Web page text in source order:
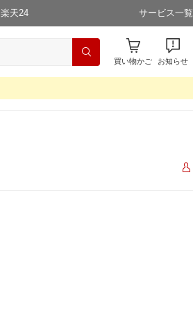
楽天24 サービス一覧
買い物かご お知らせ